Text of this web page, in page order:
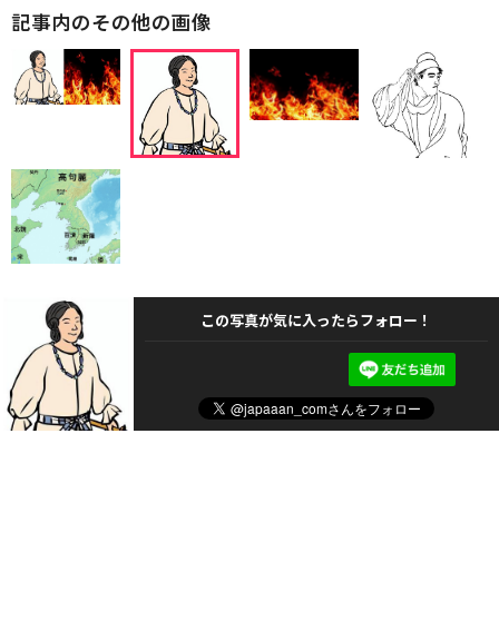
記事内のその他の画像
この写真が気に入ったらフォロー！